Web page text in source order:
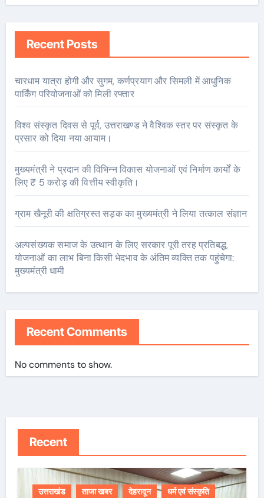
Recent Posts
चारधाम यात्रा होगी और सुगम, कर्णप्रयाग और सिमली में आधुनिक
पार्किंग परियोजनाओं को मिली रफ्तार
विश्व संस्कृत दिवस से पूर्व, उत्तराखण्ड ने वैश्विक स्तर पर संस्कृत के
प्रसार को दिया नया आयाम।
मुख्यमंत्री ने प्रदान की विभिन्न विकास योजनाओं एवं निर्माण कार्यों के
लिए ₹ 5 करोड़ की वित्तीय स्वीकृति।
ग्राम खैनूरी की क्षतिग्रस्त सड़क का मुख्यमंत्री ने लिया तत्काल संज्ञान
अल्पसंख्यक समाज के उत्थान के लिए सरकार पूरी तरह प्रतिबद्ध,
योजनाओं का लाभ बिना किसी भेदभाव के अंतिम व्यक्ति तक पहुंचेगा:
मुख्यमंत्री धामी
Recent Comments
No comments to show.
Recent
उत्तराखंड ताजा खबर देहरादून धर्म एवं संस्कृति